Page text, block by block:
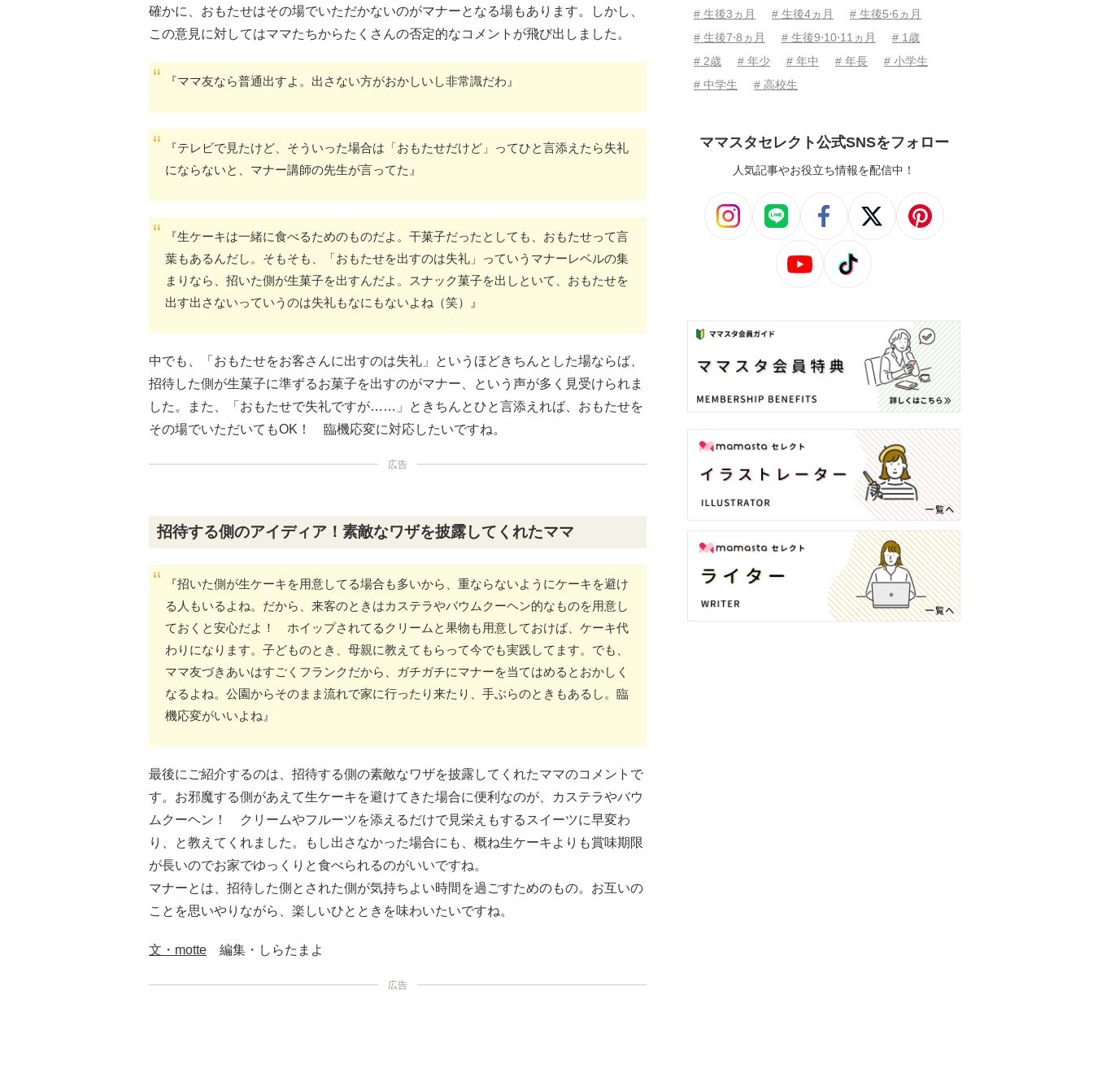
確かに、おもたせはその場でいただかないのがマナーとなる場もあります。しかし、
この意見に対してはママたちからたくさんの否定的なコメントが飛び出しました。
『ママ友なら普通出すよ。出さない方がおかしいし非常識だわ』
『テレビで見たけど、そういった場合は「おもたせだけど」ってひと言添えたら失礼
にならないと、マナー講師の先生が言ってた』
『生ケーキは一緒に食べるためのものだよ。干菓子だったとしても、おもたせって言
葉もあるんだし。そもそも、「おもたせを出すのは失礼」っていうマナーレベルの集
まりなら、招いた側が生菓子を出すんだよ。スナック菓子を出しといて、おもたせを
出す出さないっていうのは失礼もなにもないよね（笑）』
中でも、「おもたせをお客さんに出すのは失礼」というほどきちんとした場ならば、
招待した側が生菓子に準ずるお菓子を出すのがマナー、という声が多く見受けられま
した。また、「おもたせで失礼ですが……」ときちんとひと言添えれば、おもたせを
その場でいただいてもOK！ 臨機応変に対応したいですね。
広告
招待する側のアイディア！素敵なワザを披露してくれたママ
『招いた側が生ケーキを用意してる場合も多いから、重ならないようにケーキを避け
る人もいるよね。だから、来客のときはカステラやバウムクーヘン的なものを用意し
ておくと安心だよ！ ホイップされてるクリームと果物も用意しておけば、ケーキ代
わりになります。子どものとき、母親に教えてもらって今でも実践してます。でも、
ママ友づきあいはすごくフランクだから、ガチガチにマナーを当てはめるとおかしく
なるよね。公園からそのまま流れで家に行ったり来たり、手ぶらのときもあるし。臨
機応変がいいよね』
最後にご紹介するのは、招待する側の素敵なワザを披露してくれたママのコメントで
す。お邪魔する側があえて生ケーキを避けてきた場合に便利なのが、カステラやバウ
ムクーヘン！ クリームやフルーツを添えるだけで見栄えもするスイーツに早変わ
り、と教えてくれました。もし出さなかった場合にも、概ね生ケーキよりも賞味期限
が長いのでお家でゆっくりと食べられるのがいいですね。
マナーとは、招待した側とされた側が気持ちよい時間を過ごすためのもの。お互いの
ことを思いやりながら、楽しいひとときを味わいたいですね。
文・motte 編集・しらたまよ
広告
# 生後3ヵ月
# 生後4ヵ月
# 生後5⋅6ヵ月
# 生後7⋅8ヵ月
# 生後9⋅10⋅11ヵ月
# 1歳
# 2歳
# 年少 # 年中 # 年長
# 小学生
# 中学生
# 高校生
ママスタセレクト公式SNSをフォロー
人気記事やお役立ち情報を配信中！